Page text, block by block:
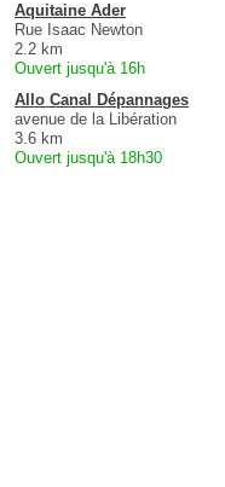
Aquitaine Ader
Rue Isaac Newton
2.2 km
Ouvert jusqu'à 16h
Allo Canal Dépannages
avenue de la Libération
3.6 km
Ouvert jusqu'à 18h30